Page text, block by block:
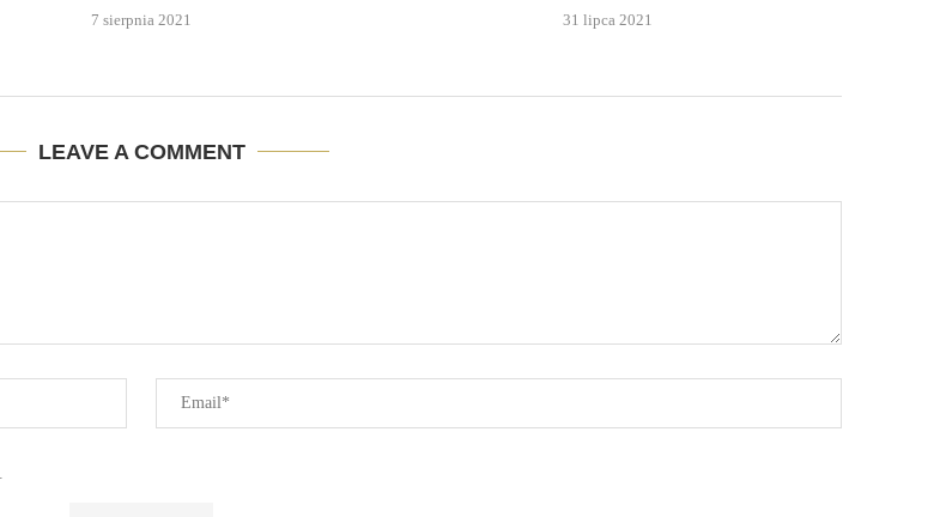
7 sierpnia 2021 31 lipca 2021
LEAVE A COMMENT